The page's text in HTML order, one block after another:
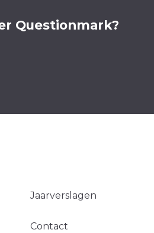
Questionmark?
Jaarverslagen
Contact